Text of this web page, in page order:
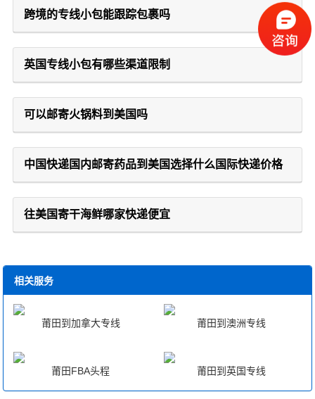
跨境的专线小包能跟踪包裹吗
英国专线小包有哪些渠道限制
可以邮寄火锅料到美国吗
中国快递国内邮寄药品到美国选择什么国际快递价格
往美国寄干海鲜哪家快递便宜
相关服务
莆田到加拿大专线 莆田到澳洲专线
莆田FBA头程 莆田到英国专线